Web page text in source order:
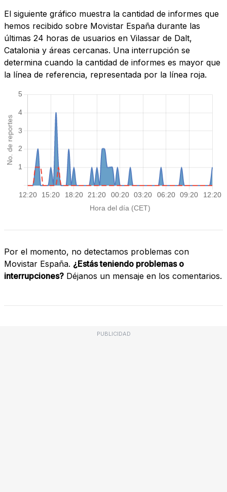
El siguiente gráfico muestra la cantidad de informes que
hemos recibido sobre Movistar España durante las
últimas 24 horas de usuarios en Vilassar de Dalt,
Catalonia y áreas cercanas. Una interrupción se
determina cuando la cantidad de informes es mayor que
la línea de referencia, representada por la línea roja.
Por el momento, no detectamos problemas con
Movistar España. ¿Estás teniendo problemas o
interrupciones? Déjanos un mensaje en los comentarios.
PUBLICIDAD